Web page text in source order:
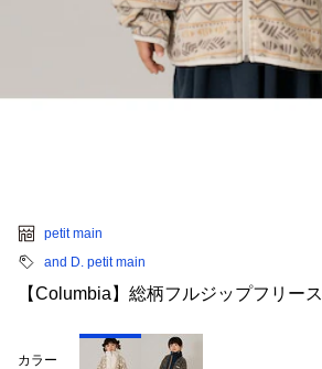
petit main
and D. petit main
【Columbia】総柄フルジップフリース
カラー